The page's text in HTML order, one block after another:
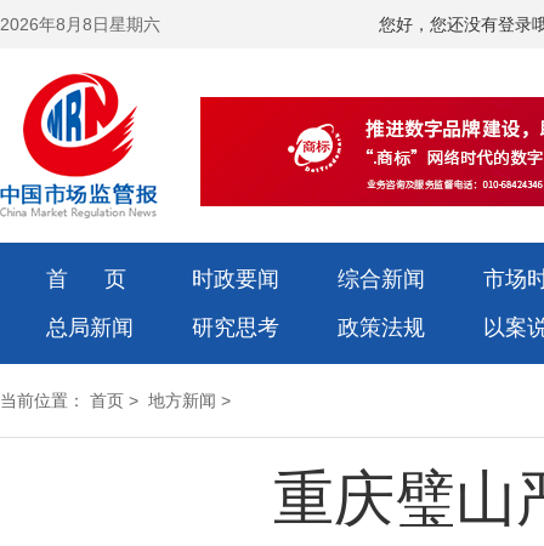
2026年8月8日星期六 您好，您还没有登录
首 页 时政要闻 综合新闻
市场
总局新闻
研究思考 政策法规 以案
当前位置： 首页 > 地方新闻 >
重庆璧山